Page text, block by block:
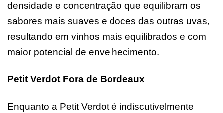
densidade e concentração que equilibram os
sabores mais suaves e doces das outras uvas,
resultando em vinhos mais equilibrados e com
maior potencial de envelhecimento.
Petit Verdot Fora de Bordeaux
Enquanto a Petit Verdot é indiscutivelmente